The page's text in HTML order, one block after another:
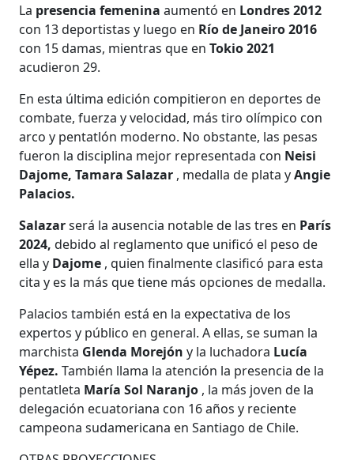
La presencia femenina aumentó en Londres 2012
con 13 deportistas y luego en Río de Janeiro 2016
con 15 damas, mientras que enTokio 2021
acudieron 29.
En esta última edición compitieron en deportes de
combate, fuerza y ​​​​velocidad, más tiro olímpico con
arco y pentatlón moderno. No obstante, las pesas
fueron la disciplina mejor representada con Neisi
Dajome, Tamara Salazar , medalla de plata yAngie
Palacios.
Salazarserá la ausencia notable de las tres en París
2024, debido al reglamento que unificó el peso de
ella y Dajome , quien finalmente clasificó para esta
cita y es la más que tiene más opciones de medalla.
Palacios también está en la expectativa de los
expertos y público en general. A ellas, se suman la
marchista Glenda Morejón y la luchadora Lucía
Yépez. También llama la atención la presencia de la
pentatleta María Sol Naranjo , la más joven de la
delegación ecuatoriana con 16 años y reciente
campeona sudamericana en Santiago de Chile.